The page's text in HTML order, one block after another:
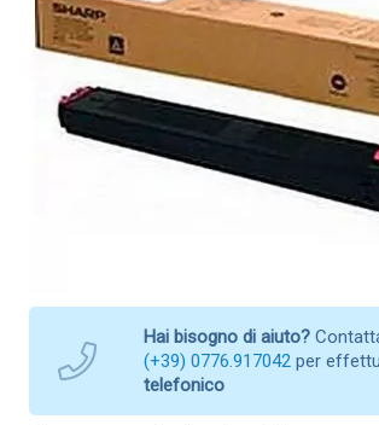
Hai bisogno di aiuto?
(+39) 0776.917042 per
telefonico